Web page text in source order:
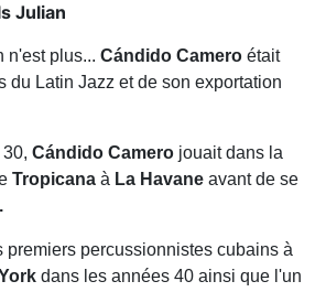
Julian
n'est plus... Cándido Camero était
du Latin Jazz et de son exportation
Cándido Camero jouait dans la
Tropicana à La Havane avant de se
premiers percussionnistes cubains à
dans les années 40 ainsi que l'un